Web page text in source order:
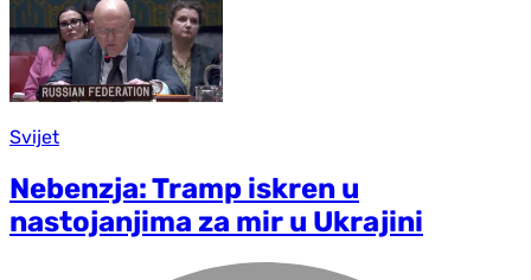
Svijet
Nebenzja: Tramp iskren u
nastojanjima za mir u Ukrajini